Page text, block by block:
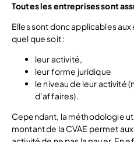
Toutes les entreprises sont
Elles sont donc applicables
quel que soit :
leur activité,
leur forme juridique
le niveau de leur activité
d’affaires).
Cependant, la méthodologie
montant de la CVAE permet